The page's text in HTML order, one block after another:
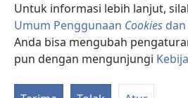
Untuk informasi lebih lanjut,
Umum Penggunaan Cookies
Anda bisa mengubah
pun dengan mengunjungi
Copyright© 2026 Watch Tower Bible and
SYARAT PENGGUNAAN|KEBIJAKAN